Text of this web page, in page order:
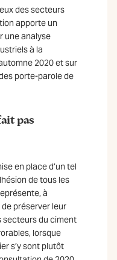
des secteurs
apporte un
une analyse
à la
2020 et sur
porte-parole de
pas
en place d’un tel
de tous les
à
préserver leur
secteurs du ciment
lorsque
s’y sont plutôt